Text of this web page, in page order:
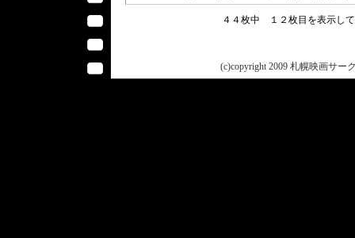
４４枚中 １２枚目を表示し
(c)copyright 2009 札幌映画サー